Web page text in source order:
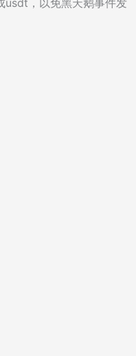
usdt，以免黑天鹅事件发